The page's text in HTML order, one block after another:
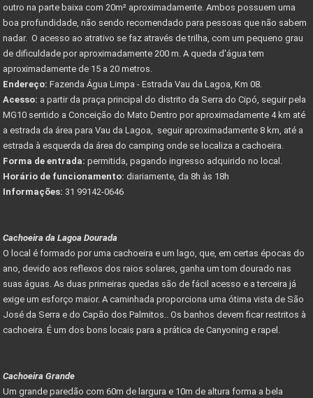
outro na parte baixa com 20m² aproximadamente. Ambos possuem uma
boa profundidade, não sendo recomendado para pessoas que não sabem
nadar. O acesso ao atrativo se faz através de trilha, com um pequeno grau
de dificuldade por aproximadamente 200 m. A queda d'água tem
aproximadamente de 15 a 20 metros.
Endereço: Fazenda Água Limpa - Estrada Vau da Lagoa, Km 08.
Acesso: a partir da praça principal do distrito da Serra do Cipó, seguir pela
MG10 sentido a Conceição do Mato Dentro por aproximadamente 4 km até
a estrada da área para Vau da Lagoa, seguir aproximadamente 8 km, até a
estrada à esquerda da área do camping onde se localiza a cachoeira.
Forma de entrada: permitida, pagando ingresso adquirido no local.
Horário de funcionamento: diariamente, da 8h às 18h
Informações: 31 99142-0646
Cachoeira da Lagoa Dourada
O local é formado por uma cachoeira e um lago, que, em certas épocas do
ano, devido aos reflexos dos raios solares, ganha um tom dourado nas
suas águas. As duas primeiras quedas são de fácil acesso e a terceira já
exige um esforço maior. A caminhada proporciona uma ótima vista de São
José da Serra e do Capão dos Palmitos.. Os banhos devem ficar restritos à
cachoeira. É um dos bons locais para a prática de Canyoning e rapel.
Cachoeira Grande
Um grande paredão com 60m de largura e 10m de altura forma a bela